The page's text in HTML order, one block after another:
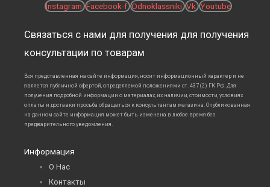
Instagram Facebook-f Odnoklassniki Vk Youtube
Связаться с нами для получения для получения
консультации по товарам
Вся представленная на сайте информация, носит информационный характер и не
является публичной офертой, определяемой положениями ст. 437 (2) ГК РФ. Для
получения подробной информации о материалах, их наличии, стоимости, условиях
оплаты и доставки просьба обращаться к консультантам магазина. Опубликованная
на данном сайте информация может быть изменена в любое время без
предварительного уведомления.
Информация
О Нас
Контакты